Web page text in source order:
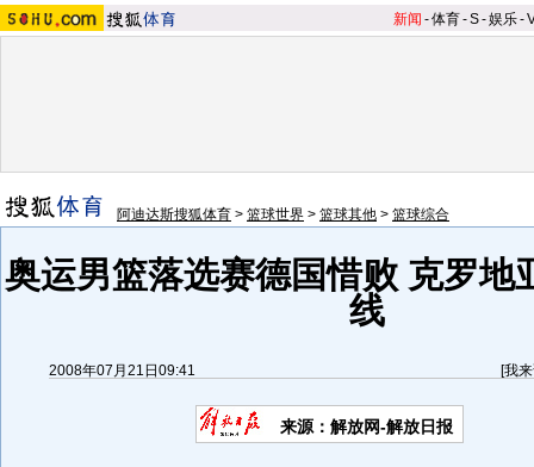
新闻 -体育-S-娱乐-
阿迪达斯搜狐体育 > 篮球世界 > 篮球其他 > 篮球综合
奥运男篮落选赛德国惜败 克罗地
线
2008年07月21日09:41 [我
来源：解放网-解放日报